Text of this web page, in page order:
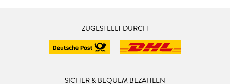
ZUGESTELLT DURCH
SICHER & BEQUEM BEZAHLEN